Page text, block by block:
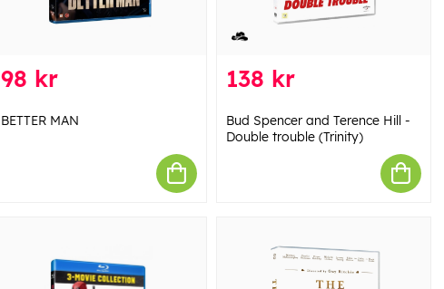
98 kr
BETTER MAN
138 kr
Bud Spencer and Terence Hill -
Double trouble (Trinity)